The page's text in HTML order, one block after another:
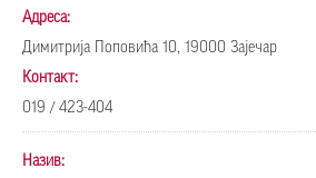
Адреса:
Димитрија Поповића 10, 19000 Зајечар
Контакт:
019 / 423-404
Назив: